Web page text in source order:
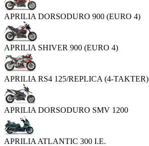
APRILIA DORSODURO 900 (EURO 4)
APRILIA SHIVER 900 (EURO 4)
APRILIA RS4 125/REPLICA (4-TAKTER)
APRILIA DORSODURO SMV 1200
APRILIA ATLANTIC 300 I.E.